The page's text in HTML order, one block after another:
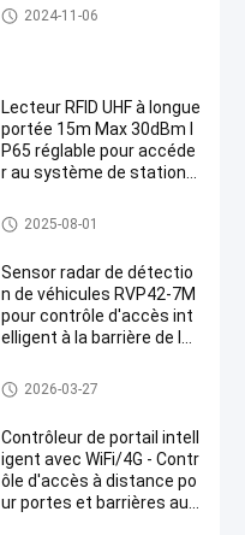
Lecteur de fréquence ultra-hau
te
2024-11-06
Lecteur RFID UHF à longue
portée 15m Max 30dBm I
P65 réglable pour accéde
r au système de stationn
Lecteur de fréquence ultra-hau
te
2025-08-01
Sensor radar de détectio
n de véhicules RVP42-7M
pour contrôle d'accès int
elligent à la barrière de la
Industrial Door Motion Sensor
2026-03-27
Contrôleur de portail intell
igent avec WiFi/4G - Contr
ôle d'accès à distance po
ur portes et barrières aut